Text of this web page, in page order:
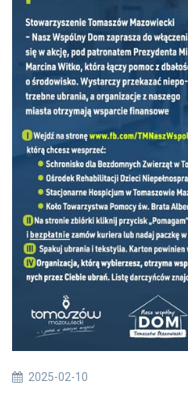
2025-02-10